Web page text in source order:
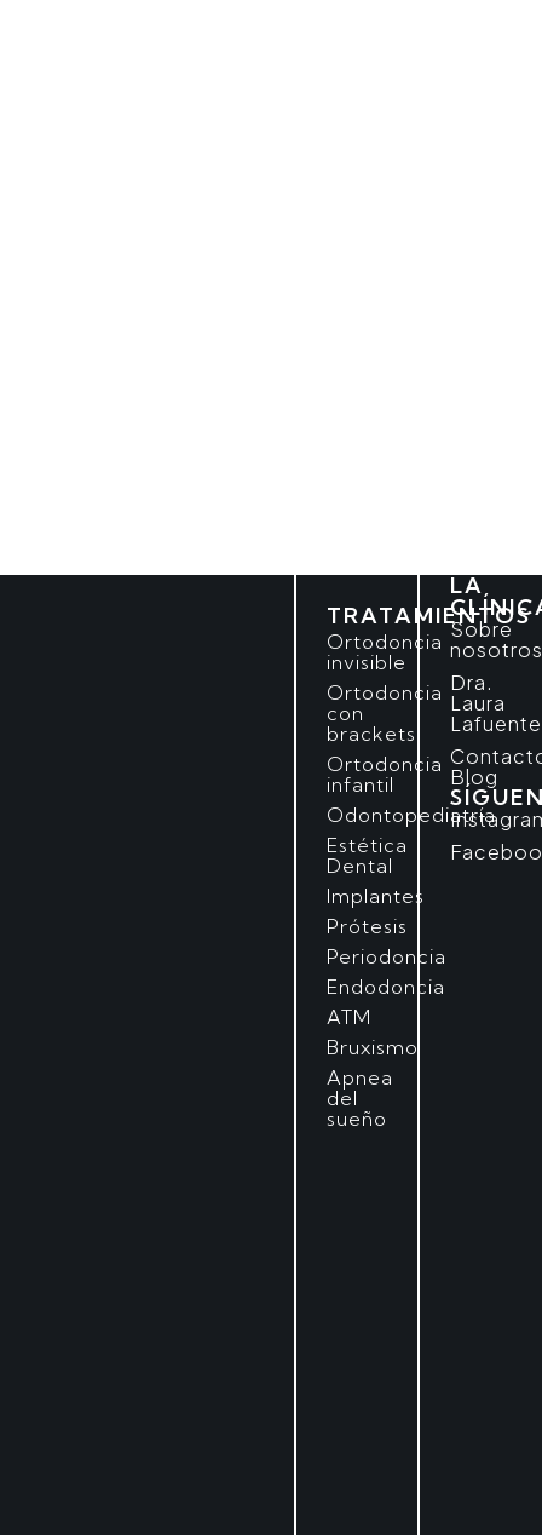
TRATAMIENTOS
Ortodoncia
invisible
Ortodoncia
con
brackets
Ortodoncia
infantil
Odontopediatría
Estética
Dental
Implantes
Prótesis
Periodoncia
Endodoncia
ATM
Bruxismo
Apnea
del
sueño
LA
Sobre
Dra.
Laura
Lafuente
Blog